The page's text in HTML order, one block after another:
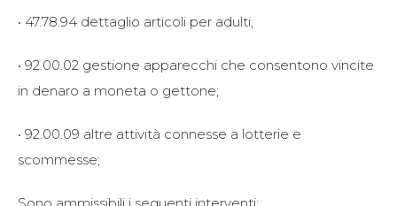
• 47.78.94 dettaglio articoli per adulti;
• 92.00.02 gestione apparecchi che consentono vincite
in denaro a moneta o gettone;
• 92.00.09 altre attività connesse a lotterie e
scommesse;